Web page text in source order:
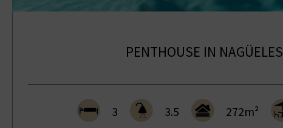
PENTHOUSE IN NAGÜELES
3 3.5 272m²